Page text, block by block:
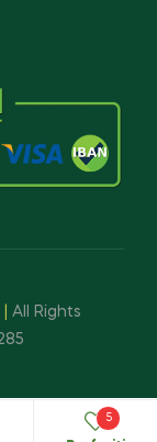
All Rights
5